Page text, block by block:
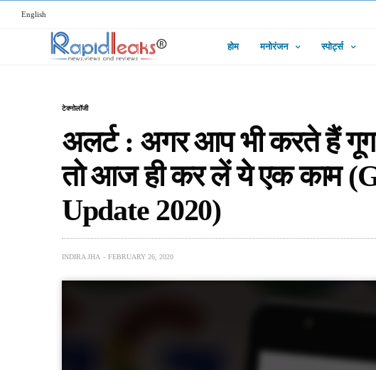
English
होम मनोरंजन स्पोर्ट्स
टेक्नोलॉजी
अलर्ट : अगर आप भी करते हैं
तो आज ही कर लें ये एक काम
Update 2020)
INDIRA JHA FEBRUARY 26, 2020